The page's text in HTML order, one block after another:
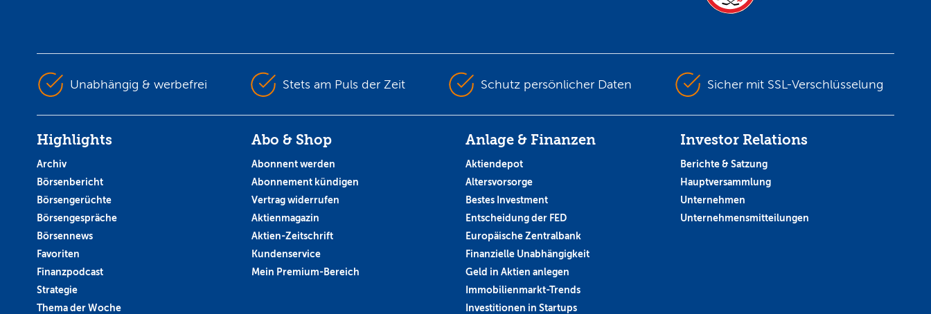
Unabhängig & werbefrei Stets am Puls der Zeit Schutz persönlicher Daten Sicher mit SSL-Verschlüsselung
Highlights
Archiv
Börsenbericht
Börsengerüchte
Börsengespräche
Börsennews
Favoriten
Finanzpodcast
Strategie
Thema der Woche
Abo & Shop
Abonnent werden
Abonnement kündigen
Vertrag widerrufen
Aktienmagazin
Aktien-Zeitschrift
Kundenservice
Mein Premium-Bereich
Anlage & Finanzen
Aktiendepot
Altersvorsorge
Bestes Investment
Entscheidung der FED
Europäische Zentralbank
Finanzielle Unabhängigkeit
Geld in Aktien anlegen
Immobilienmarkt-Trends
Investitionen in Startups
Investor Relations
Berichte & Satzung
Hauptversammlung
Unternehmen
Unternehmensmitteilungen